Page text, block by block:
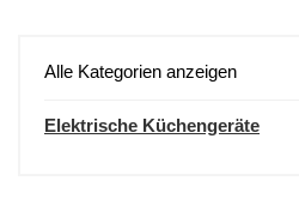
Alle Kategorien anzeigen
Elektrische Küchengeräte